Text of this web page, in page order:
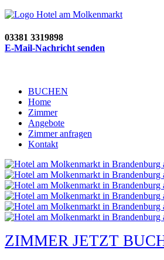
03381 3319898
E-Mail-Nachricht senden
BUCHEN
Home
Zimmer
Angebote
Zimmer anfragen
Kontakt
ZIMMER JETZT